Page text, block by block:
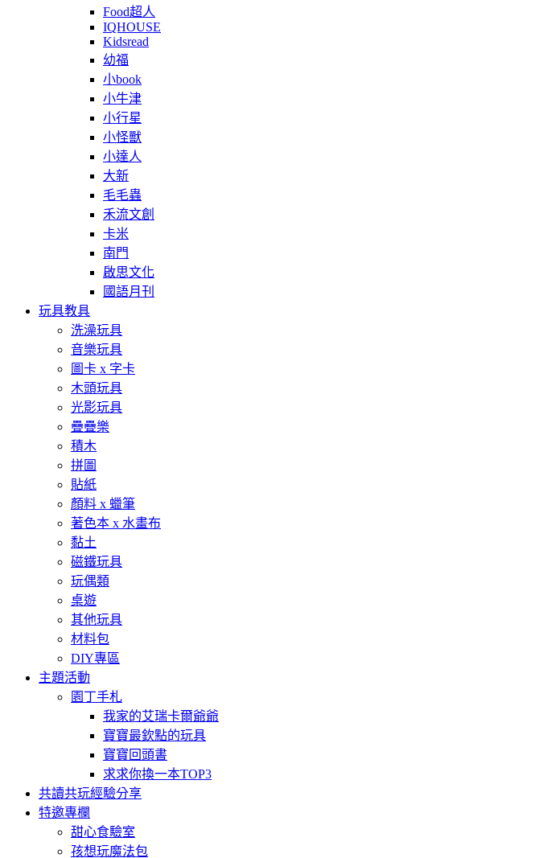
Food超人
IQHOUSE
Kidsread
幼福
小book
小牛津
小行星
小怪獸
小達人
大新
毛毛蟲
禾流文創
卡米
南門
啟思文化
國語月刊
玩具教具
洗澡玩具
音樂玩具
圖卡 x 字卡
木頭玩具
光影玩具
疊疊樂
積木
拼圖
貼紙
顏料 x 蠟筆
著色本 x 水畫布
黏土
磁鐵玩具
玩偶類
桌遊
其他玩具
材料包
DIY專區
主題活動
園丁手札
我家的艾瑞卡爾爺爺
寶寶最欽點的玩具
寶寶回頭書
求求你換一本TOP3
共讀共玩經驗分享
特邀專欄
甜心食驗室
孩想玩魔法包